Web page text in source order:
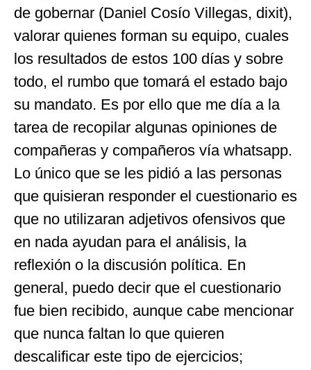
de gobernar (Daniel Cosío Villegas, dixit),
valorar quienes forman su equipo, cuales
los resultados de estos 100 días y sobre
todo, el rumbo que tomará el estado bajo
su mandato. Es por ello que me día a la
tarea de recopilar algunas opiniones de
compañeras y compañeros vía whatsapp.
Lo único que se les pidió a las personas
que quisieran responder el cuestionario es
que no utilizaran adjetivos ofensivos que
en nada ayudan para el análisis, la
reflexión o la discusión política. En
general, puedo decir que el cuestionario
fue bien recibido, aunque cabe mencionar
que nunca faltan lo que quieren
descalificar este tipo de ejercicios;